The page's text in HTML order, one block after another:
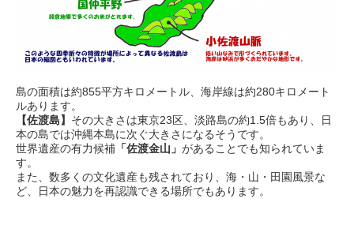
島の面積は約855平方キロメートル、海岸線は約280キロメート
ルあります。
【佐渡島】 その大きさは東京23区、淡路島の約1.5倍もあり、日
本の島では沖縄本島に次ぐ大きさになるそうです。
世界遺産の有力候補 「佐渡金山」 があることでも知られていま
す。
また、数多くの文化遺産も残されており、海・山・田園風景な
ど、日本の魅力を再認識できる場所でもあります。